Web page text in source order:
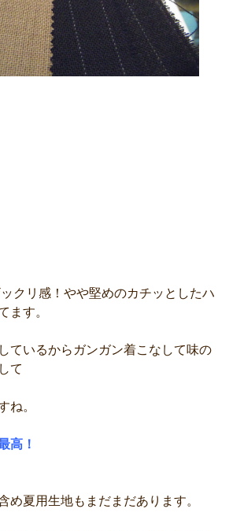
クリ感！やや堅めのカチッとしたハ
ます。
ているからガンガン着こなして味の
て
ね。
高！
夏用生地もまだまだあります。